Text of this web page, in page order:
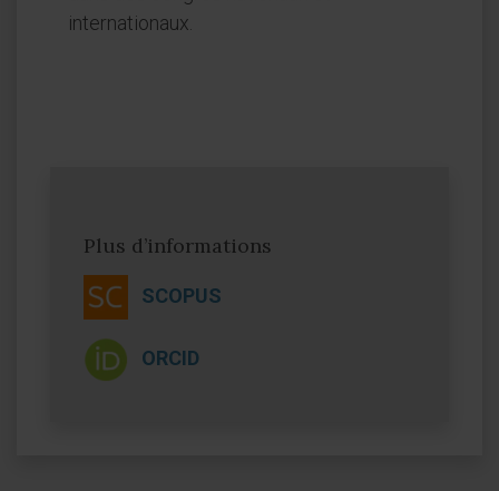
internationaux.
Plus d’informations
SCOPUS
ORCID